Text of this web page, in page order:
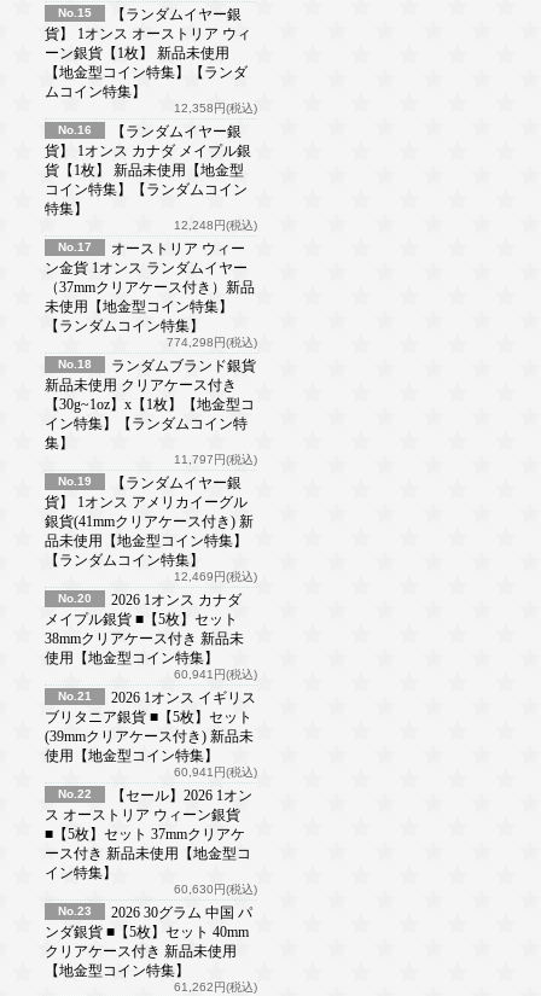
No.15
【ランダムイヤー銀
貨】 1オンス オーストリア ウィ
ーン銀貨【1枚】 新品未使用
【地金型コイン特集】【ランダ
ムコイン特集】
12,358円(税込)
No.16
【ランダムイヤー銀
貨】 1オンス カナダ メイプル銀
貨【1枚】 新品未使用【地金型
コイン特集】【ランダムコイン
特集】
12,248円(税込)
No.17
オーストリア ウィー
ン金貨 1オンス ランダムイヤー
（37mmクリアケース付き）新品
未使用【地金型コイン特集】
【ランダムコイン特集】
774,298円(税込)
No.18
ランダムブランド銀貨
新品未使用 クリアケース付き
【30g~1oz】x【1枚】【地金型コ
イン特集】【ランダムコイン特
集】
11,797円(税込)
No.19
【ランダムイヤー銀
貨】 1オンス アメリカイーグル
銀貨(41mmクリアケース付き) 新
品未使用【地金型コイン特集】
【ランダムコイン特集】
12,469円(税込)
No.20
2026 1オンス カナダ
メイプル銀貨 ■【5枚】セット
38mmクリアケース付き 新品未
使用【地金型コイン特集】
60,941円(税込)
No.21
2026 1オンス イギリス
ブリタニア銀貨 ■【5枚】セット
(39mmクリアケース付き) 新品未
使用【地金型コイン特集】
60,941円(税込)
No.22
【セール】2026 1オン
ス オーストリア ウィーン銀貨
■【5枚】セット 37mmクリアケ
ース付き 新品未使用【地金型コ
イン特集】
60,630円(税込)
No.23
2026 30グラム 中国 パ
ンダ銀貨 ■【5枚】セット 40mm
クリアケース付き 新品未使用
【地金型コイン特集】
61,262円(税込)